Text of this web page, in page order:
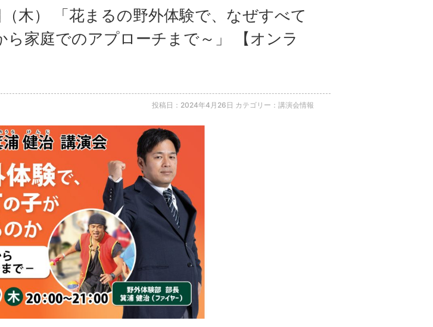
木） 「花まるの野外体験で、なぜすべて
家庭でのアプローチまで～」 【オンラ
投稿日：2024年4月26日 カテゴリー：講演会情報